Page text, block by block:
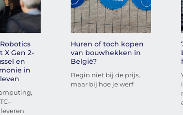
X Gen 2-
en
in
Huren of toch kopen
van bouwhekken in
België?
Begin niet bij de prijs,
maar bij hoe je werf